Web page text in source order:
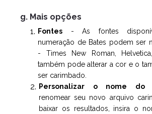
g. Mais opções
Fontes - As fontes
numeração de Bates podem ser
- Times New Roman,
também pode alterar a cor e o
ser carimbado.
Personalizar o nome do
renomear seu novo arquivo
baixar os resultados, insira o